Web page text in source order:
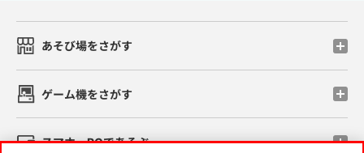
あそび場をさがす
ゲーム機をさがす
スマホ・PCであそぶ